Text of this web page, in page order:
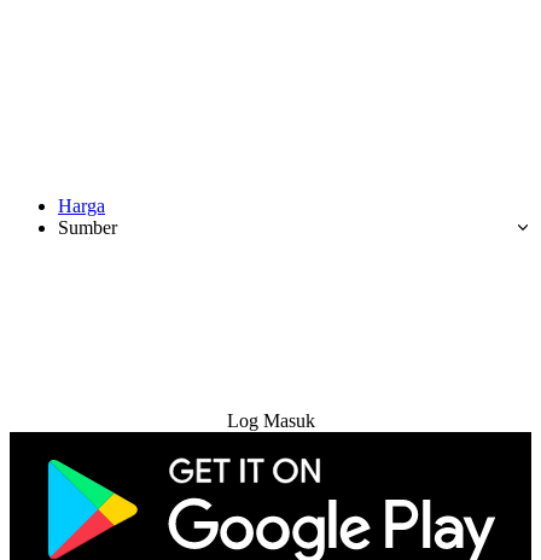
Harga
Sumber
Log Masuk